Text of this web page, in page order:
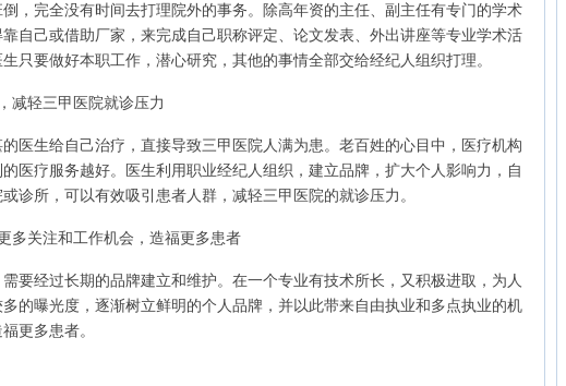
完全没有时间去打理院外的事务。除高年资的主任、副主任有专门的学术
自己或借助厂家，来完成自己职称评定、论文发表、外出讲座等专业学术活
只要做好本职工作，潜心研究，其他的事情全部交给经纪人组织打理。
轻三甲医院就诊压力
生给自己治疗，直接导致三甲医院人满为患。老百姓的心目中，医疗机构
医疗服务越好。医生利用职业经纪人组织，建立品牌，扩大个人影响力，自
诊所，可以有效吸引患者人群，减轻三甲医院的就诊压力。
关注和工作机会，造福更多患者
经过长期的品牌建立和维护。在一个专业有技术所长，又积极进取，为人
的曝光度，逐渐树立鲜明的个人品牌，并以此带来自由执业和多点执业的机
更多患者。